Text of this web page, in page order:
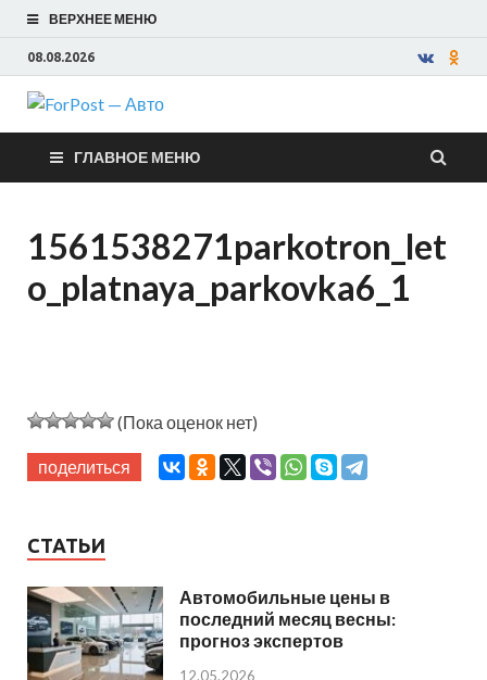
ВЕРХНЕЕ МЕНЮ
08.08.2026
ForPost —
Авто
ГЛАВНОЕ МЕНЮ
1561538271parkotron_let
o_platnaya_parkovka6_1
(Пока оценок нет)
поделиться
СТАТЬИ
Автомобильные цены в
последний месяц весны:
прогноз экспертов
12.05.2026